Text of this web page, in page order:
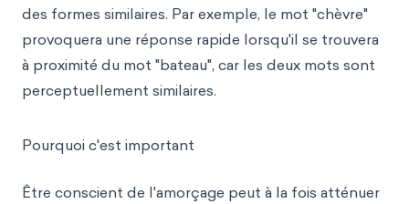
des formes similaires. Par exemple, le mot "chèvre"
provoquera une réponse rapide lorsqu'il se trouvera
à proximité du mot "bateau", car les deux mots sont
perceptuellement similaires.
Pourquoi c'est important
Être conscient de l'amorçage peut à la fois atténuer